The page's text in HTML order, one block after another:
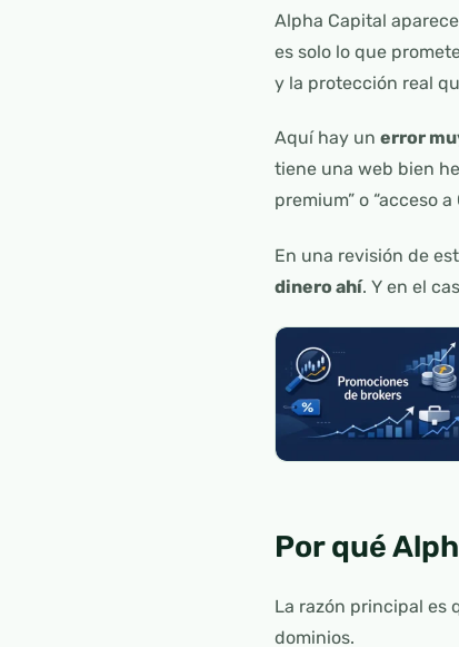
Alpha Capital
es solo lo que
y la protección real
Aquí hay un error
tiene una web bien
premium” o “acceso a
En una revisión de
dinero ahí. Y en el
Por qué
La razón principal es
dominios.